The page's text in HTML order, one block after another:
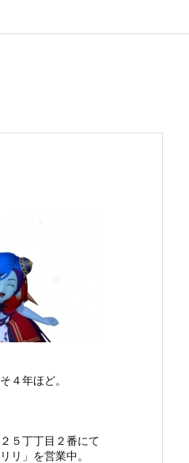
４年ほど。
５丁丁目２番にて
リ」を営業中。